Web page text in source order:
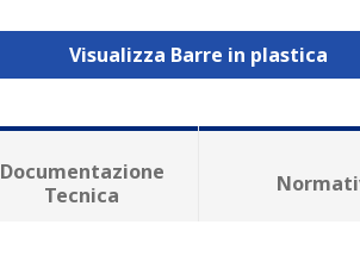
Visualizza Barre in plastica
Documentazione
Tecnica